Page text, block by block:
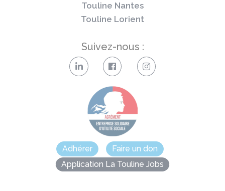
Touline Nantes
Touline Lorient
Suivez-nous :
Adhérer
Faire un don
Application La Touline Jobs